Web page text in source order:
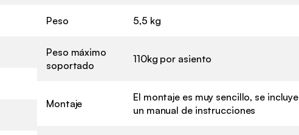
Peso 5,5 kg
Peso máximo
soportado
110kg por asiento
Montaje
El montaje es muy sencillo, se incluye
un manual de instrucciones